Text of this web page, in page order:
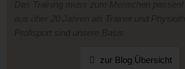
zur Blog Übersicht